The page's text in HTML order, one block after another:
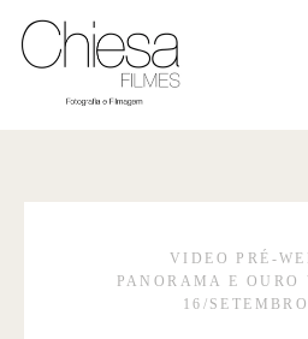
VIDEO PRÉ-
PANORAMA E OURO
16/